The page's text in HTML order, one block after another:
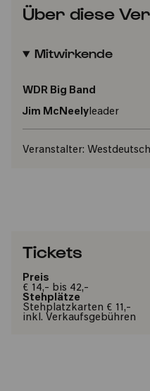
Über diese
Mitwirkende
WDR Big Band
Jim McNeelyleader
Veranstalter:
Tickets
Preis
€ 14,- bis 42,-
Stehplätze
Stehplatzkarten € 11,-
inkl. Verkaufsgebühren